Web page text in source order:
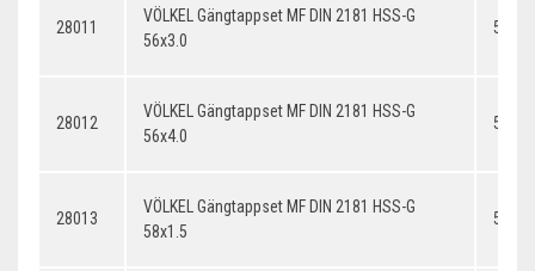
28011
VÖLKEL Gängtappset MF DIN 2181 HSS-G
56x3.0
28012
VÖLKEL Gängtappset MF DIN 2181 HSS-G
56x4.0
28013
VÖLKEL Gängtappset MF DIN 2181 HSS-G
58x1.5